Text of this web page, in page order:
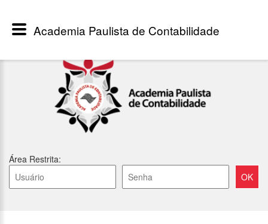
Área Restrita:
Academia Paulista de Contabilidade